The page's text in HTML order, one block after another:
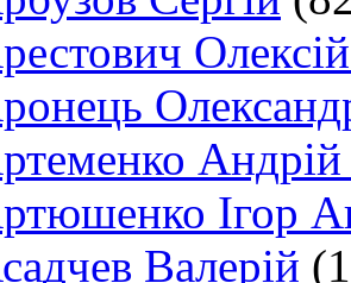
Андрій
Ігор
Валерій